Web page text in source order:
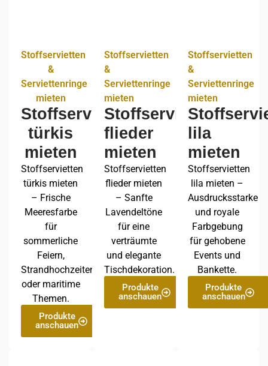
Stoffservietten
&
Serviettenringe
mieten
Stoffservietten
türkis
mieten
Stoffservietten
türkis mieten
– Frische
Meeresfarbe
für
sommerliche
Feiern,
Strandhochzeiten
oder maritime
Themen.
Produkte
anschauen
Stoffservietten
&
Serviettenringe
mieten
Stoffservietten
flieder
mieten
Stoffservietten
flieder mieten
– Sanfte
Lavendeltöne
für eine
verträumte
und elegante
Tischdekoration.
Produkte
anschauen
Stoffservietten
&
Serviettenringe
mieten
lila
mieten
Stoffservietten
lila mieten –
Ausdrucksstarke
und royale
Farbgebung
für gehobene
Events und
Bankette.
Produkte
anschauen